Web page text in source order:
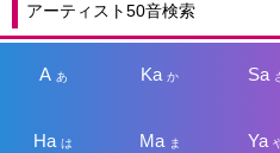
アーティスト50音検索
A あ Kaか Sa
Haは Ma ま Ya